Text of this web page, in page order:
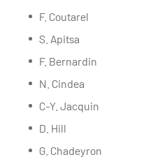
F. Coutarel
S. Apitsa
F. Bernardin
N. Cindea
C-Y. Jacquin
D. Hill
G. Chadeyron